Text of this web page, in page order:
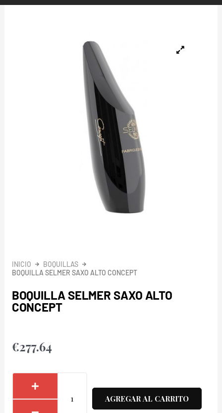
INICIO
BOQUILLAS
BOQUILLA SELMER SAXO ALTO CONCEPT
BOQUILLA SELMER SAXO ALTO
CONCEPT
€277.64
AGREGAR AL CARRITO